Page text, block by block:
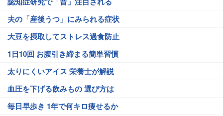
夫の「産後うつ」にみられる症状
大豆を摂取してストレス過食防止
1日10回 お腹引き締まる簡単習慣
太りにくいアイス 栄養士が解説
血圧を下げる飲みもの 選び方は
毎日早歩き 1年で何キロ痩せるか